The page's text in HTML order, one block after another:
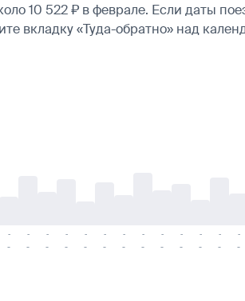
10 522 ₽ в феврале. Если даты
вкладку «Туда-обратно» над
-
-
-
-
-
-
-
-
-
-
-
-
-
-
-
-
-
-
-
-
-
-
-
-
-
-